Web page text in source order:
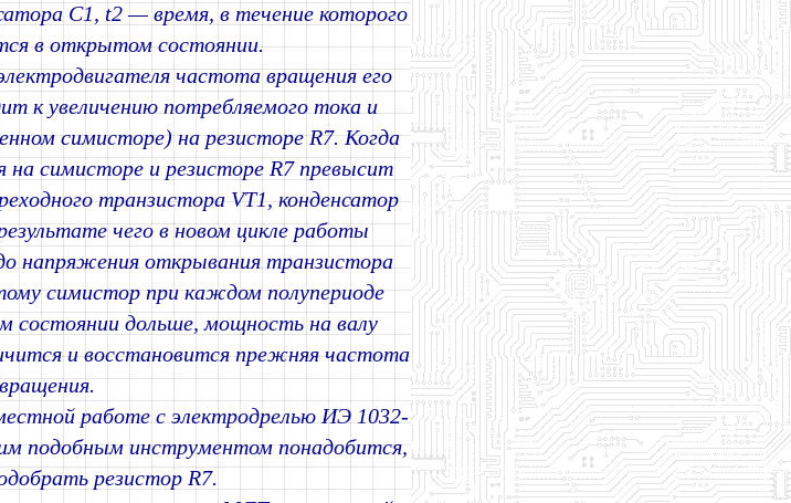
С1, t2 — время, в течение которого
в открытом состоянии.
частота вращения его
к увеличению потребляемого тока и
симисторе) на резисторе R7. Когда
симисторе и резисторе R7 превысит
транзистора VT1, конденсатор
чего в новом цикле работы
напряжения открывания транзистора
симистор при каждом полупериоде
состоянии дольше, мощность на валу
и восстановится прежняя частота
работе с электродрелью ИЭ 1032-
подобным инструментом понадобится,
резистор R7.